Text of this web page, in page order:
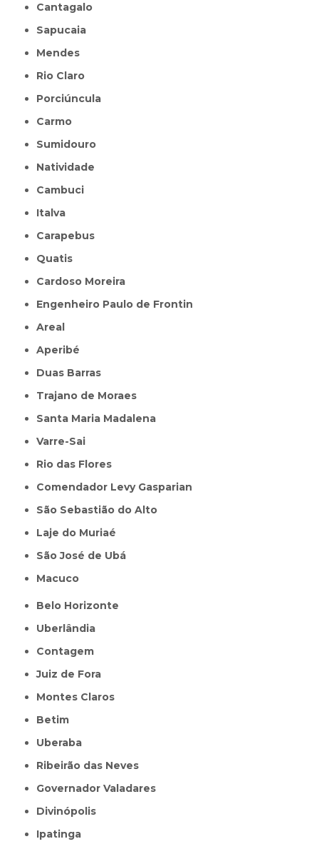
Cantagalo
Sapucaia
Mendes
Rio Claro
Porciúncula
Carmo
Sumidouro
Natividade
Cambuci
Italva
Carapebus
Quatis
Cardoso Moreira
Engenheiro Paulo de Frontin
Areal
Aperibé
Duas Barras
Trajano de Moraes
Santa Maria Madalena
Varre-Sai
Rio das Flores
Comendador Levy Gasparian
São Sebastião do Alto
Laje do Muriaé
São José de Ubá
Macuco
Belo Horizonte
Uberlândia
Contagem
Juiz de Fora
Montes Claros
Betim
Uberaba
Ribeirão das Neves
Governador Valadares
Divinópolis
Ipatinga